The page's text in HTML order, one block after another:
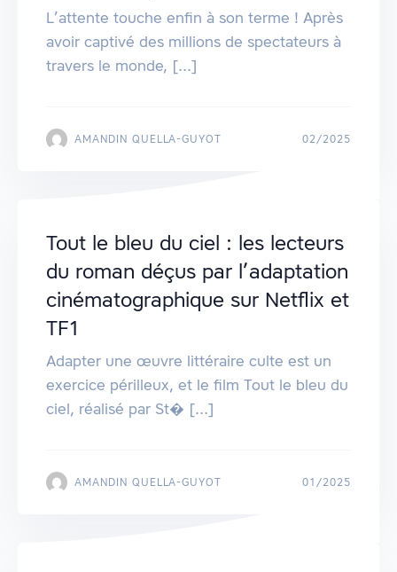
L’attente touche enfin à son terme ! Après
avoir captivé des millions de spectateurs à
travers le monde, [...]
AMANDIN QUELLA-GUYOT 02/2025
Tout le bleu du ciel : les lecteurs
du roman déçus par l’adaptation
cinématographique sur Netflix et
TF1
Adapter une œuvre littéraire culte est un
exercice périlleux, et le film Tout le bleu du
ciel, réalisé par St� [...]
AMANDIN QUELLA-GUYOT 01/2025